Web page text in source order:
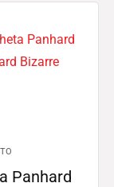
Panhard